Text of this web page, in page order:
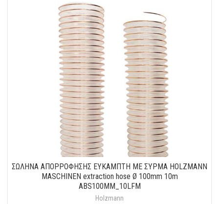
ΣΩΛΗΝΑ ΑΠΟΡΡΟΦΗΣΗΣ ΕΥΚΑΜΠΤΗ ΜΕ ΣΥΡΜΑ HOLZMANN
MASCHINEN extraction hose Ø 100mm 10m
ABS100MM_10LFM
Holzmann